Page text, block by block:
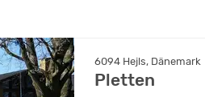
6094 Hejls, Dänemark
Pletten